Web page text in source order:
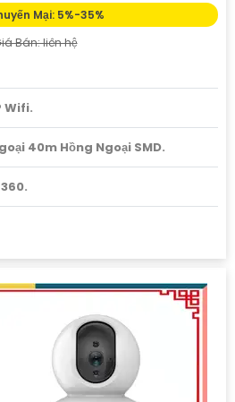
Mại: 5%-35%
Bán: liên hệ
Wifi.
40m Hồng Ngoại SMD.